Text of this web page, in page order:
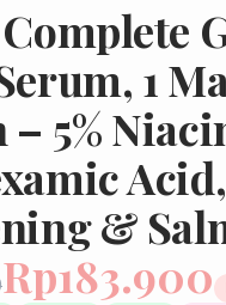
1
– 5%
&
Rp183.900